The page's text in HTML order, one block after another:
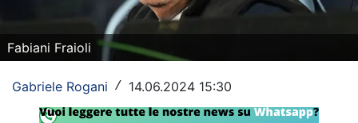
Europa League
Altri Sport
Tennis
Fabiani Fraioli
Gabriele Rogani / 14.06.2024 15:30